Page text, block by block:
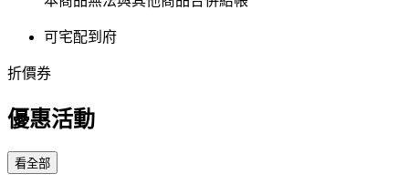
可宅配到府
折價券
優惠活動
看全部